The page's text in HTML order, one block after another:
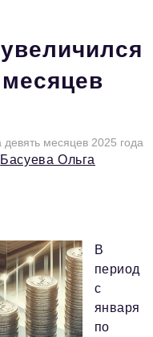
месяцев 2025 года
Басуева Ольга
В
период
с
января
по